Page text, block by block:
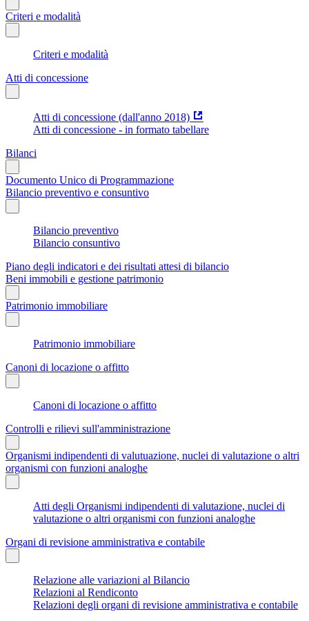
Criteri e modalità
Criteri e modalità
Atti di concessione
Atti di concessione (dall'anno 2018)
Atti di concessione - in formato tabellare
Bilanci
Documento Unico di Programmazione
Bilancio preventivo e consuntivo
Bilancio preventivo
Bilancio consuntivo
Piano degli indicatori e dei risultati attesi di bilancio
Beni immobili e gestione patrimonio
Patrimonio immobiliare
Patrimonio immobiliare
Canoni di locazione o affitto
Canoni di locazione o affitto
Controlli e rilievi sull'amministrazione
Organismi indipendenti di valutuazione, nuclei di valutazione o altri
organismi con funzioni analoghe
Atti degli Organismi indipendenti di valutazione, nuclei di
valutazione o altri organismi con funzioni analoghe
Organi di revisione amministrativa e contabile
Relazione alle variazioni al Bilancio
Relazioni al Rendiconto
Relazioni degli organi di revisione amministrativa e contabile